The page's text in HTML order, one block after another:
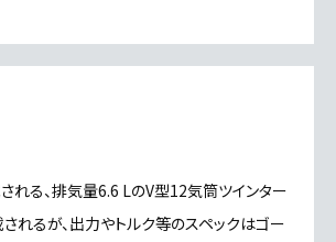
れる、排気量6.6 LのV型12気筒ツインター
れるが、出力やトルク等のスペックはゴー